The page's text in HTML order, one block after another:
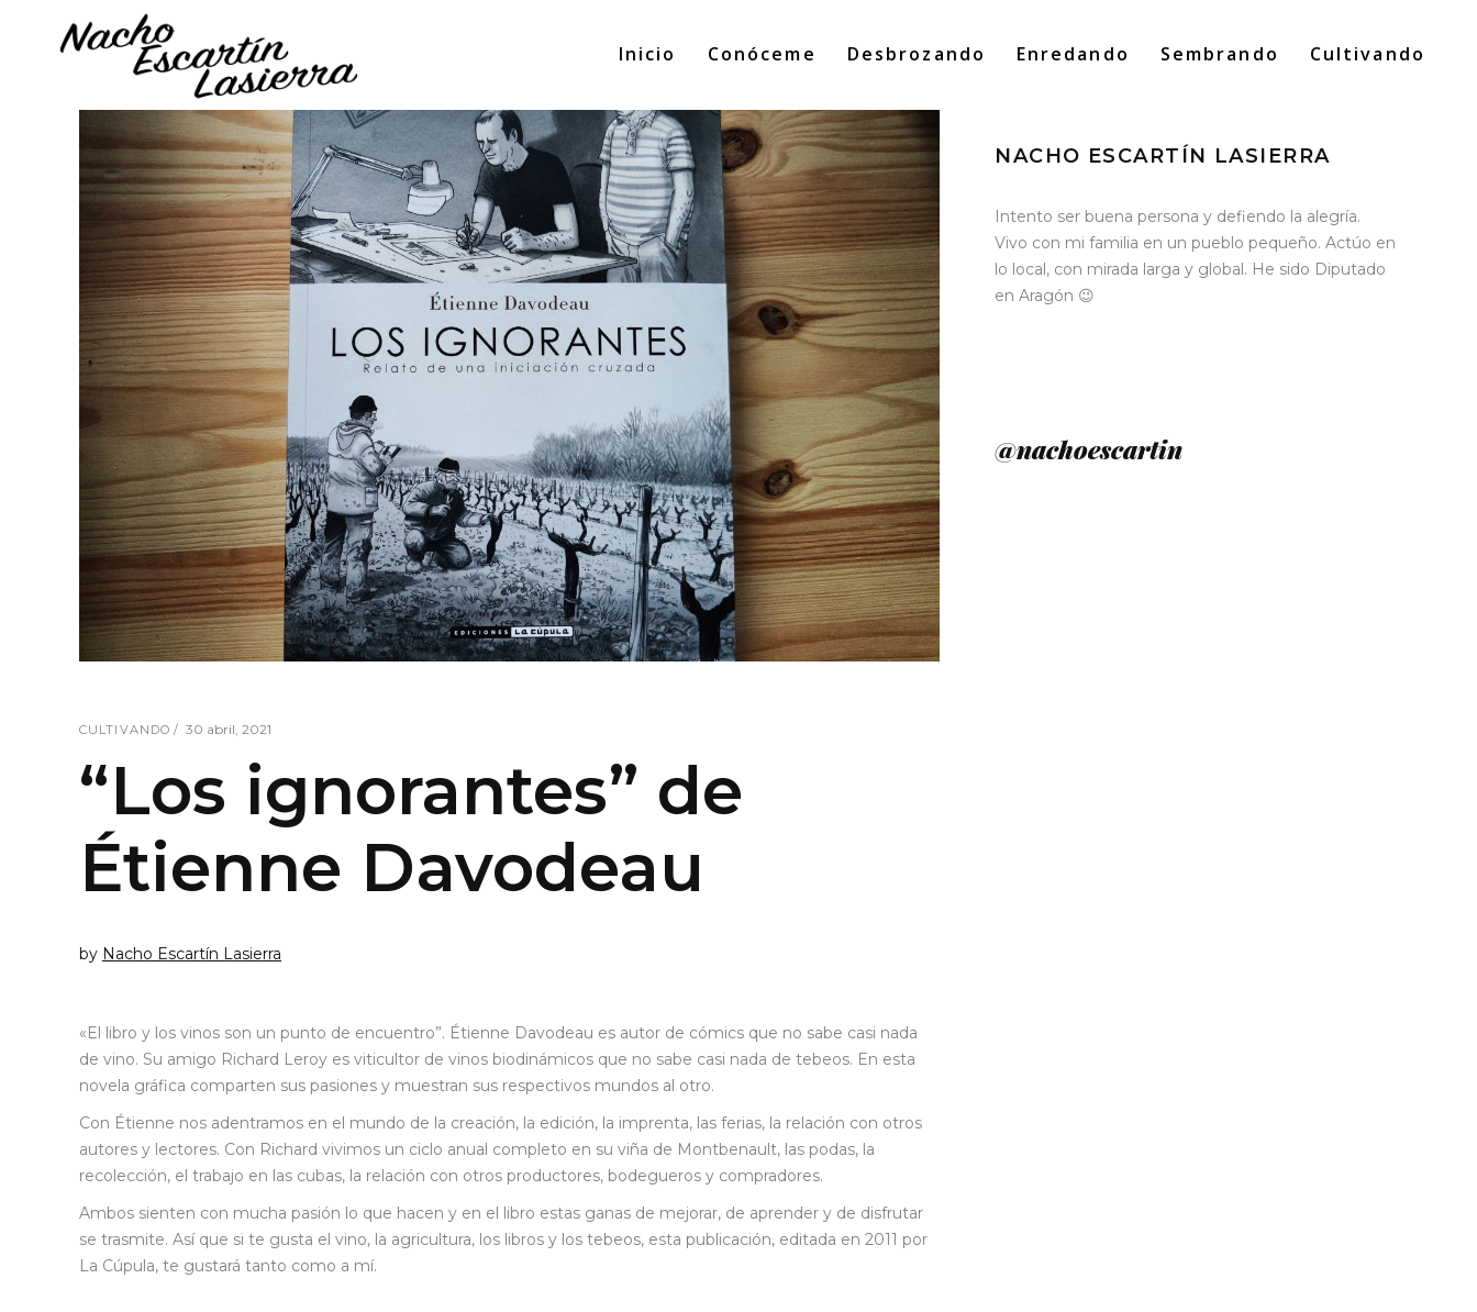
Inicio Conóceme Desbrozando Enredando Sembrando Cultivando
CULTIVANDO 30 abril, 2021
“Los ignorantes” de
Étienne Davodeau
by Nacho Escartín Lasierra
«El libro y los vinos son un punto de encuentro”. Étienne Davodeau es autor de cómics que no sabe casi nada
de vino. Su amigo Richard Leroy es viticultor de vinos biodinámicos que no sabe casi nada de tebeos. En esta
novela gráfica comparten sus pasiones y muestran sus respectivos mundos al otro.
Con Étienne nos adentramos en el mundo de la creación, la edición, la imprenta, las ferias, la relación con otros
autores y lectores. Con Richard vivimos un ciclo anual completo en su viña de Montbenault, las podas, la
recolección, el trabajo en las cubas, la relación con otros productores, bodegueros y compradores.
Ambos sienten con mucha pasión lo que hacen y en el libro estas ganas de mejorar, de aprender y de disfrutar
se trasmite. Así que si te gusta el vino, la agricultura, los libros y los tebeos, esta publicación, editada en 2011 por
La Cúpula, te gustará tanto como a mí.
Search
NACHO ESCARTÍN LASIERRA
Intento ser buena persona y defiendo la alegría.
Vivo con mi familia en un pueblo pequeño. Actúo en
lo local, con mirada larga y global. He sido Diputado
en Aragón 😉
@nachoescartin